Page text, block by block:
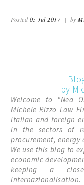
Posted05 Jul 2017 | by
by
Welcome to "Nea
Michele Rizzo Law
Italian and foreign
in the sectors of
procurement,
We use this blog to
economic
keeping a
internazionalisation.